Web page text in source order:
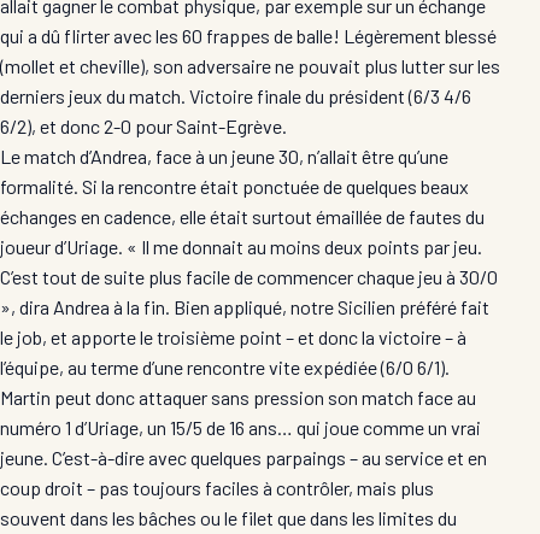
allait gagner le combat physique, par exemple sur un échange
qui a dû flirter avec les 60 frappes de balle! Légèrement blessé
(mollet et cheville), son adversaire ne pouvait plus lutter sur les
derniers jeux du match. Victoire finale du président (6/3 4/6
6/2), et donc 2-0 pour Saint-Egrève.
Le match d’Andrea, face à un jeune 30, n’allait être qu’une
formalité. Si la rencontre était ponctuée de quelques beaux
échanges en cadence, elle était surtout émaillée de fautes du
joueur d’Uriage. « Il me donnait au moins deux points par jeu.
C’est tout de suite plus facile de commencer chaque jeu à 30/0
», dira Andrea à la fin. Bien appliqué, notre Sicilien préféré fait
le job, et apporte le troisième point – et donc la victoire – à
l’équipe, au terme d’une rencontre vite expédiée (6/0 6/1).
Martin peut donc attaquer sans pression son match face au
numéro 1 d’Uriage, un 15/5 de 16 ans… qui joue comme un vrai
jeune. C’est-à-dire avec quelques parpaings – au service et en
coup droit – pas toujours faciles à contrôler, mais plus
souvent dans les bâches ou le filet que dans les limites du